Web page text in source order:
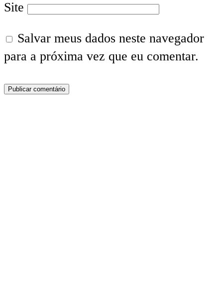
Site
Salvar meus dados neste navegador
para a próxima vez que eu comentar.